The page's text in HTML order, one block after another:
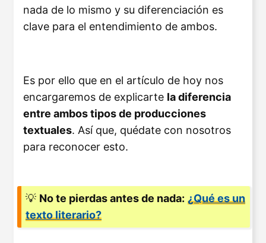
nada de lo mismo y su diferenciación es
clave para el entendimiento de ambos.
Es por ello que en el artículo de hoy nos
encargaremos de explicarte la diferencia
entre ambos tipos de producciones
textuales. Así que, quédate con nosotros
para reconocer esto.
💡 No te pierdas antes de nada: ¿Qué es un
texto literario?